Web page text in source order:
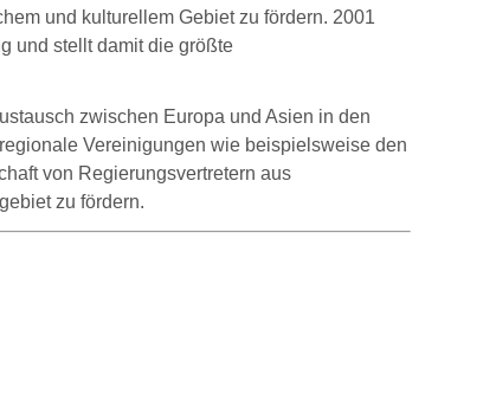
und kulturellem Gebiet zu fördern. 2001
und stellt damit die größte
zwischen Europa und Asien in den
Vereinigungen wie beispielsweise den
von Regierungsvertretern aus
zu fördern.